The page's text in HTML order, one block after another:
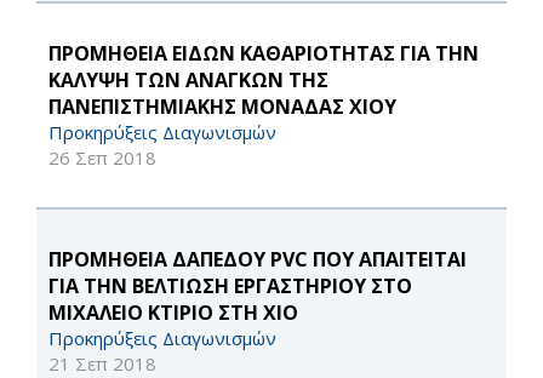
ΠΡΟΜΗΘΕΙΑ ΕΙΔΩΝ ΚΑΘΑΡΙΟΤΗΤΑΣ ΓΙΑ ΤΗΝ
ΚΑΛΥΨΗ ΤΩΝ ΑΝΑΓΚΩΝ ΤΗΣ
ΠΑΝΕΠΙΣΤΗΜΙΑΚΗΣ ΜΟΝΑΔΑΣ ΧΙΟΥ
Προκηρύξεις Διαγωνισμών
26 Σεπ 2018
ΠΡΟΜΗΘΕΙΑ ΔΑΠΕΔΟΥ PVC ΠΟΥ ΑΠΑΙΤΕΙΤΑΙ
ΓΙΑ ΤΗΝ ΒΕΛΤΙΩΣΗ ΕΡΓΑΣΤΗΡΙΟΥ ΣΤΟ
ΜΙΧΑΛΕΙΟ ΚΤΙΡΙΟ ΣΤΗ ΧΙΟ
Προκηρύξεις Διαγωνισμών
21 Σεπ 2018